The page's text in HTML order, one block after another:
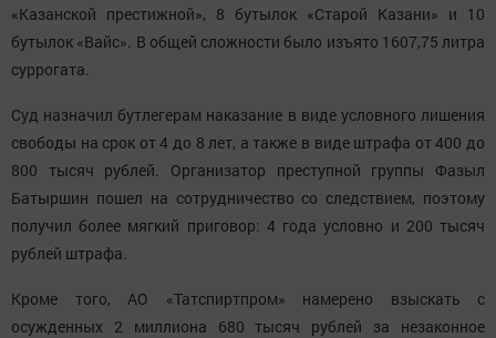
«Казанской престижной», 8 бутылок «Старой Казани» и 10
бутылок «Вайс». В общей сложности было изъято 1607,75 литра
суррогата.
Суд назначил бутлегерам наказание в виде условного лишения
свободы на срок от 4 до 8 лет, а также в виде штрафа от 400 до
800 тысяч рублей. Организатор преступной группы Фазыл
Батыршин пошел на сотрудничество со следствием, поэтому
получил более мягкий приговор: 4 года условно и 200 тысяч
рублей штрафа.
Кроме того, АО «Татспиртпром» намерено взыскать с
осужденных 2 миллиона 680 тысяч рублей за незаконное